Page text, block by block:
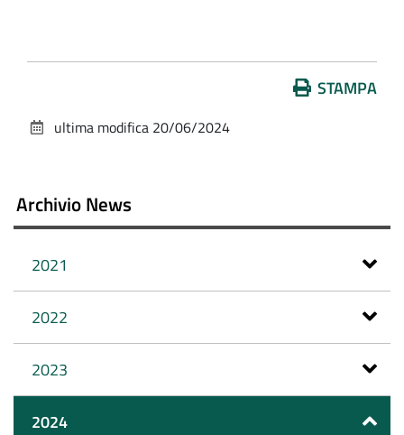
documento
STAMPA
ultima modifica 20/06/2024
Archivio News
2021
2022
2023
2024